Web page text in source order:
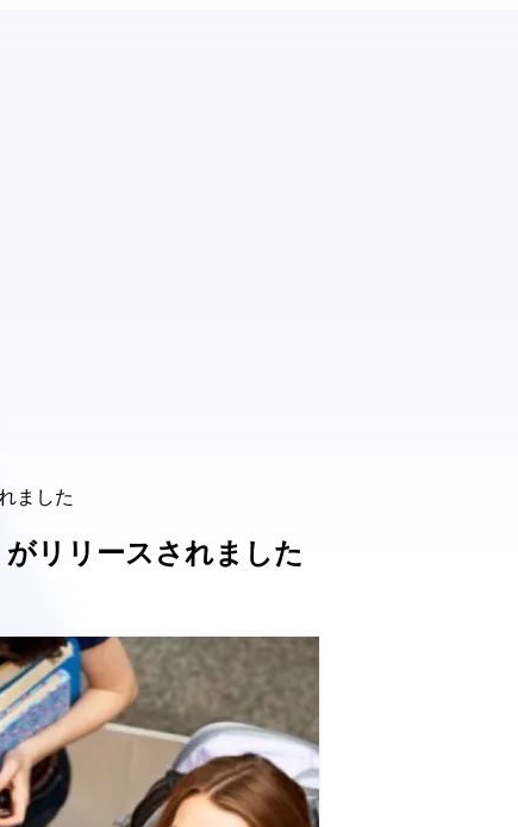
ました
がリリースされました